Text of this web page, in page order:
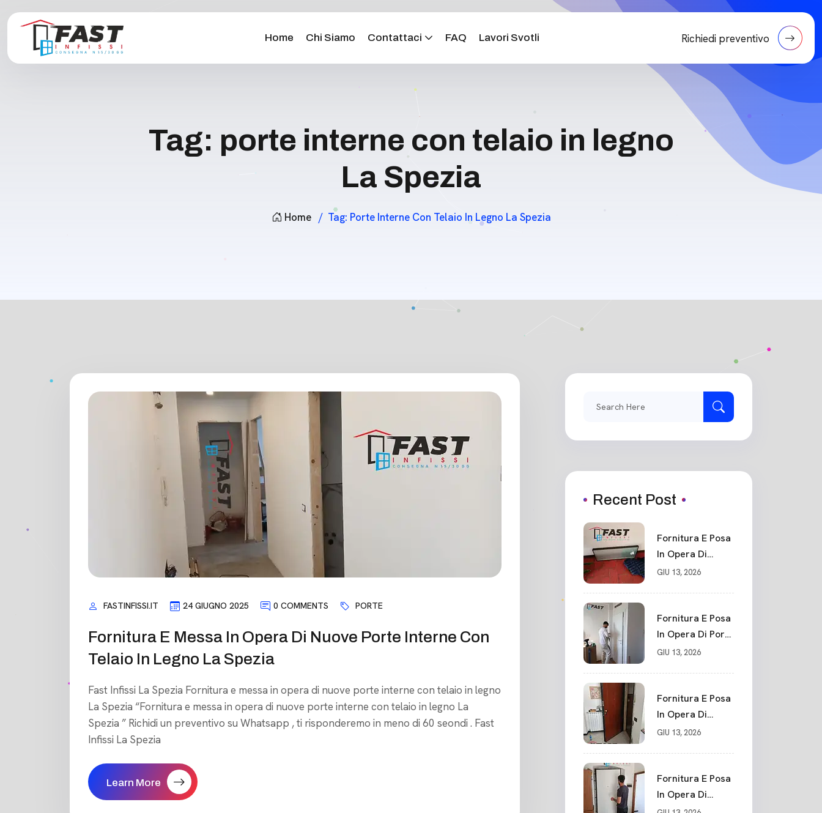
Home Chi Siamo Contattaci FAQ Lavori Svotli Richiedi preventivo
Tag: porte interne con telaio in legno
La Spezia
Home Tag: Porte Interne Con Telaio In Legno La Spezia
FASTINFISSI.IT 24 GIUGNO 2025 0 COMMENTS PORTE
Fornitura E Messa In Opera Di Nuove Porte Interne Con
Telaio In Legno La Spezia
Fast Infissi La Spezia Fornitura e messa in opera di nuove porte interne con telaio in legno
La Spezia “Fornitura e messa in opera di nuove porte interne con telaio in legno La
Spezia ” Richidi un preventivo su Whatsapp , ti risponderemo in meno di 60 seondi . Fast
Infissi La Spezia
Learn More
Recent Post
Fornitura E Posa
In Opera Di
Portone Blindato
Blindato
Spessore 44 Mm
Serratura
GIU 13, 2026
Fornitura E Posa
In Opera Di Porte
Interne Sarzana
GIU 13, 2026
Fornitura E Posa
In Opera Di
Nuovo Portone
GIU 13, 2026
Fornitura E Posa
In Opera Di
Nuovo Portone